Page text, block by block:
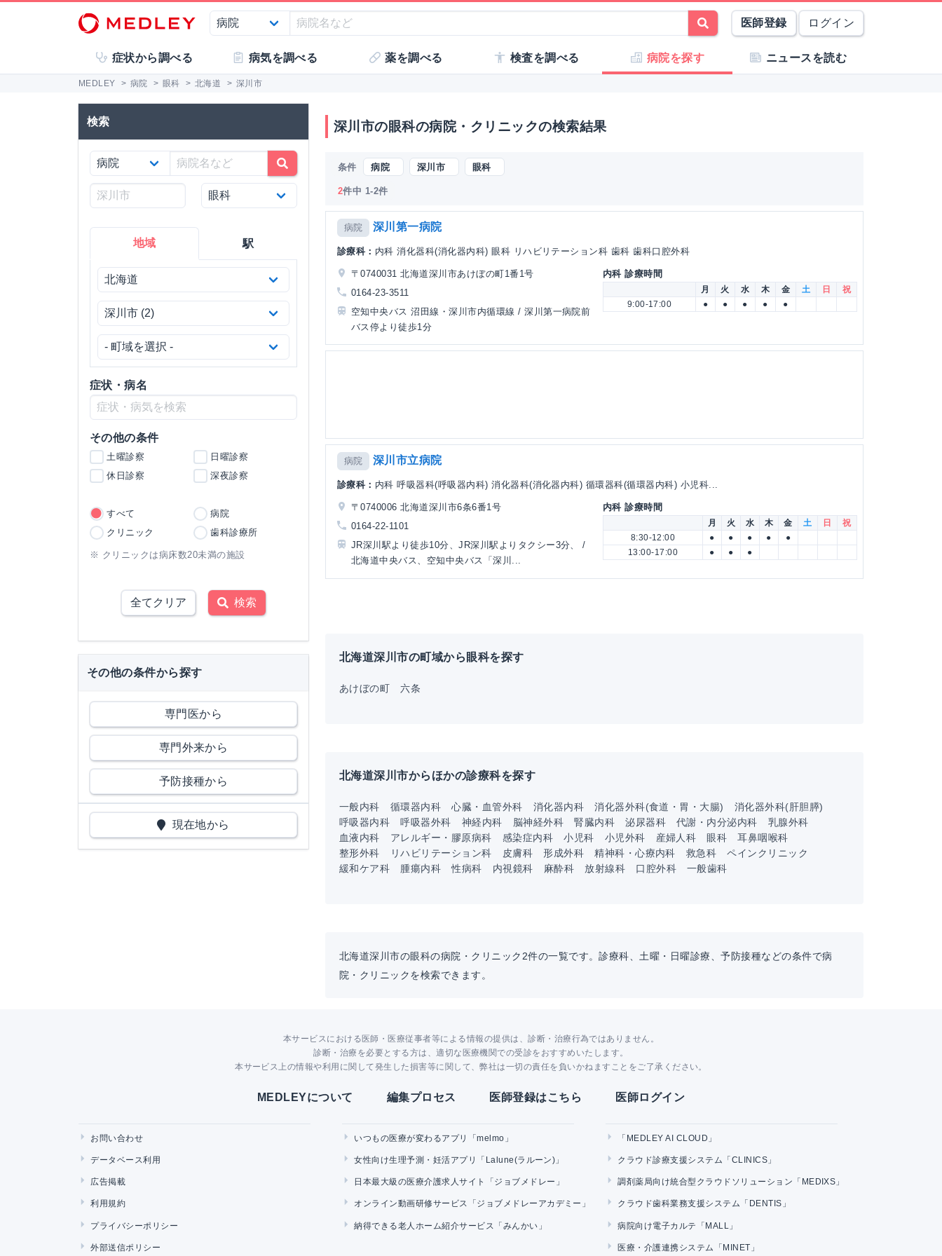
医師登録 ログイン
症状から調べる 病気を調べる 薬を調べる 検査を調べる 病院を探す ニュースを読む
MEDLEY > 病院 > 眼科 > 北海道 > 深川市
検索
地域 駅
症状・病名
その他の条件
土曜診察
日曜診察
休日診察
深夜診察
すべて
病院
クリニック
歯科診療所
※ クリニックは病床数20未満の施設
全てクリア 検索
その他の条件から探す
専門医から
専門外来から
予防接種から
現在地から
深川市の眼科の病院・クリニックの検索結果
条件 病院 深川市 眼科
2件中 1-2件
病院 深川第一病院
診療科： 内科 消化器科(消化器内科) 眼科 リハビリテーション科 歯科 歯科口腔外科
〒0740031 北海道深川市あけぼの町1番1号
0164-23-3511
空知中央バス 沼田線・深川市内循環線 / 深川第一病院前
バス停より徒歩1分
内科 診療時間
月 火 水 木 金 土 日
祝
9:00-17:00
● ● ● ● ●
病院 深川市立病院
診療科： 内科 呼吸器科(呼吸器内科) 消化器科(消化器内科) 循環器科(循環器内科) 小児科...
〒0740006 北海道深川市6条6番1号
0164-22-1101
JR深川駅より徒歩10分、JR深川駅よりタクシー3分、 /
北海道中央バス、空知中央バス「深川...
内科 診療時間
月 火 水 木 金 土 日
祝
8:30-12:00
● ● ● ●
●
13:00-17:00
● ● ●
北海道深川市の町域から眼科を探す
あけぼの町 六条
北海道深川市からほかの診療科を探す
一般内科 循環器内科 心臓・血管外科 消化器内科 消化器外科(食道・胃・大腸)
消化器外科(肝胆膵)
呼吸器内科
呼吸器外科 神経内科 脳神経外科 腎臓内科 泌尿器科 代謝・内分泌内科
乳腺外科
血液内科
アレルギー・膠原病科 感染症内科 小児科 小児外科 産婦人科 眼科
耳鼻咽喉科
整形外科
リハビリテーション科 皮膚科 形成外科 精神科・心療内科 救急科
ペインクリニック
緩和ケア科
腫瘍内科 性病科 内視鏡科 麻酔科 放射線科 口腔外科 一般歯科
北海道深川市の眼科の病院・クリニック2件の一覧です。診療科、土曜・日曜診療、予防接種などの条件で病
院・クリニックを検索できます。
本サービスにおける医師・医療従事者等による情報の提供は、診断・治療行為ではありません。
診断・治療を必要とする方は、適切な医療機関での受診をおすすめいたします。
本サービス上の情報や利用に関して発生した損害等に関して、弊社は一切の責任を負いかねますことをご了承ください。
MEDLEYについて 編集プロセス 医師登録はこちら 医師ログイン
お問い合わせ
データベース利用
広告掲載
利用規約
プライバシーポリシー
外部送信ポリシー
いつもの医療が変わるアプリ「melmo」
女性向け生理予測・妊活アプリ「Lalune(ラルーン)」
日本最大級の医療介護求人サイト「ジョブメドレー」
オンライン動画研修サービス「ジョブメドレーアカデミー」
納得できる老人ホーム紹介サービス「みんかい」
「MEDLEY AI CLOUD」
クラウド診療支援システム「CLINICS」
調剤薬局向け統合型クラウドソリューション「MEDIXS」
クラウド歯科業務支援システム「DENTIS」
病院向け電子カルテ「MALL」
医療・介護連携システム「MINET」